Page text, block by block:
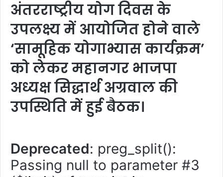
अंतरराष्ट्रीय योग दिवस के
उपलक्ष्य में आयोजित होने वाले
‘सामूहिक योगाभ्यास कार्यक्रम’
को लेकर महानगर भाजपा
अध्यक्ष सिद्धार्थ अग्रवाल की
उपस्थिति में हुई बैठक।
Deprecated: preg_split():
Passing null to parameter #3